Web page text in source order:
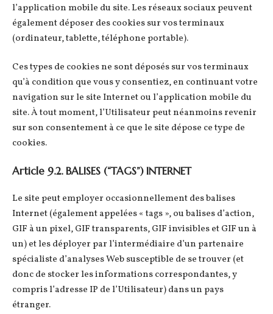
l’application mobile du site. Les réseaux sociaux peuvent
également déposer des cookies sur vos terminaux
(ordinateur, tablette, téléphone portable).
Ces types de cookies ne sont déposés sur vos terminaux
qu’à condition que vous y consentiez, en continuant votre
navigation sur le site Internet ou l’application mobile du
site. À tout moment, l’Utilisateur peut néanmoins revenir
sur son consentement à ce que le site dépose ce type de
cookies.
Article 9.2. BALISES (“TAGS”) INTERNET
Le site peut employer occasionnellement des balises
Internet (également appelées « tags », ou balises d’action,
GIF à un pixel, GIF transparents, GIF invisibles et GIF un à
un) et les déployer par l’intermédiaire d’un partenaire
spécialiste d’analyses Web susceptible de se trouver (et
donc de stocker les informations correspondantes, y
compris l’adresse IP de l’Utilisateur) dans un pays
étranger.